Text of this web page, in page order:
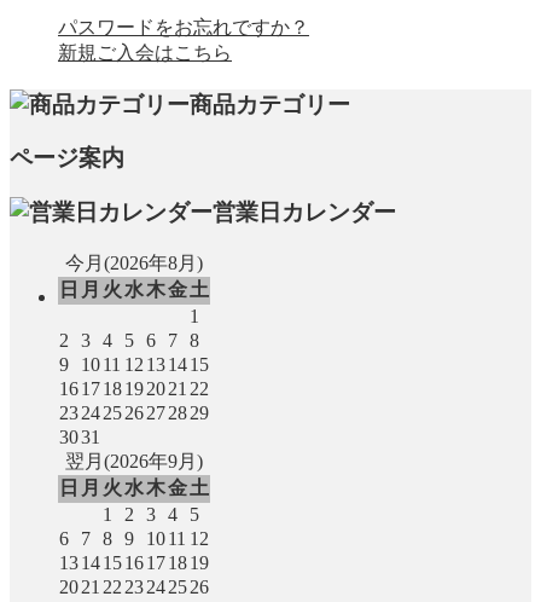
パスワードをお忘れですか？
新規ご入会はこちら
商品カテゴリー
ページ案内
営業日カレンダー
今月(2026年8月)
日 月 火 水木金土
1
2
3 4 5 6 7 8
9
1011 12 131415
161718192021 22
23242526272829
3031
翌月(2026年9月)
日 月 火 水木金土
1
2 3 4
5
6
7 8 9 1011 12
13141516171819
2021 22 23242526